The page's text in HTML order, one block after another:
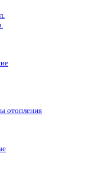
отопления